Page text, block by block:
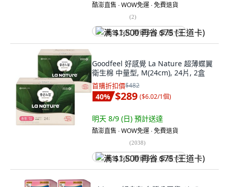
酷澎直售 ∙ WOW免運 ∙ 免費退貨
(2)
满 $1,500 再省 $75 (王道卡)
Goodfeel 好感覺 La Nature 超薄蝶翼
衛生棉 中量型, M(24cm), 24片, 2盒
首購折扣價$482
40% $289 ($6.02/1個)
明天 8/9 (日) 預計送達
酷澎直售 ∙ WOW免運 ∙ 免費退貨
(2038)
满 $1,500 再省 $75 (王道卡)